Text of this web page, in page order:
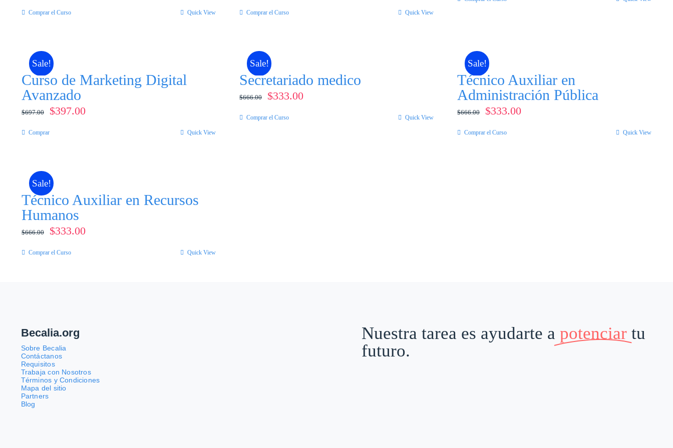
Comprar el Curso Quick View Comprar el Curso Quick View
Sale!
Curso de Marketing Digital
Avanzado
$697.00
El
$697.00.
$397.00El
Comprar Quick View
Sale!
Secretariado medico
$666.00
El
precio
$333.00El
Comprar el Curso Quick View
Sale!
Técnico Auxiliar en
Administración Pública
$666.00
El
precio
$333.00El
Comprar el Curso Quick View
Sale!
Técnico Auxiliar en Recursos
Humanos
$666.00
El
precio
$333.00El
Comprar el Curso Quick View
Becalia.org
Sobre Becalia
Contáctanos
Requisitos
Trabaja con Nosotros
Términos y Condiciones
Mapa del sitio
Partners
Blog
Nuestra tarea es ayudarte a potenciar tu
futuro.